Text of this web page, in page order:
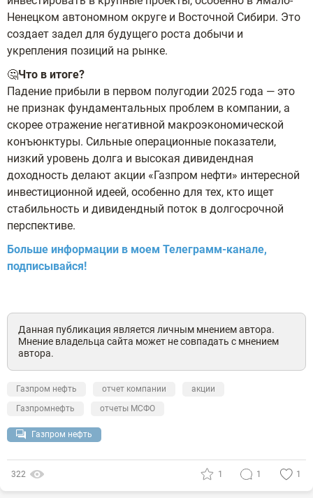
Ненецком автономном округе и Восточной Сибири. Это
создает задел для будущего роста добычи и
укрепления позиций на рынке.
🤔Что в итоге?
Падение прибыли в первом полугодии 2025 года — это
не признак фундаментальных проблем в компании, а
скорее отражение негативной макроэкономической
конъюнктуры. Сильные операционные показатели,
низкий уровень долга и высокая дивидендная
доходность делают акции «Газпром нефти» интересной
инвестиционной идеей, особенно для тех, кто ищет
стабильность и дивидендный поток в долгосрочной
перспективе.
Больше информации в моем Телеграмм-канале,
подписывайся!
Данная публикация является личным мнением автора.
Мнение владельца сайта может не совпадать с мнением
автора.
Газпром нефть отчет компании
акции
Газпромнефть
отчеты МСФО
Газпром нефть
322 1 1 1